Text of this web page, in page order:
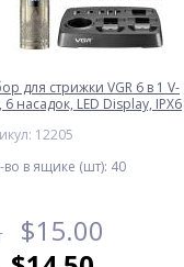
для стрижки VGR 6 в 1 V-
6 насадок, LED Display, IPX6
12205
во в ящике (шт): 40
$15.00